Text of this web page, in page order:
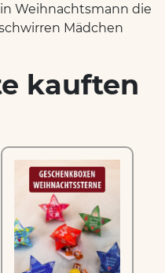
Weihnachtsmann die
Mädchen
kauften